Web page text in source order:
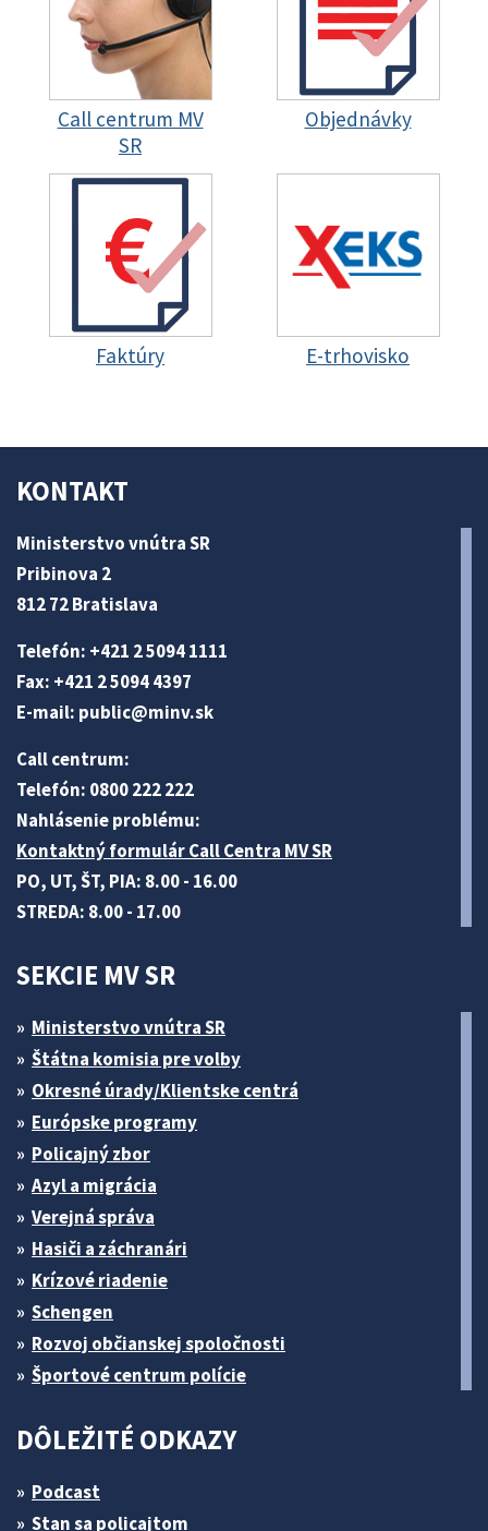
Call centrum MV
SR
Objednávky
Faktúry E-trhovisko
KONTAKT
Ministerstvo vnútra SR
Pribinova 2
812 72 Bratislava
Telefón: +421 2 5094 1111
Fax: +421 2 5094 4397
E-mail: public@minv.sk
Call centrum:
Telefón: 0800 222 222
Nahlásenie problému:
Kontaktný formulár Call Centra MV SR
PO, UT, ŠT, PIA: 8.00 - 16.00
STREDA: 8.00 - 17.00
SEKCIE MV SR
Ministerstvo vnútra SR
Štátna komisia pre volby
Okresné úrady/Klientske centrá
Európske programy
Policajný zbor
Azyl a migrácia
Verejná správa
Hasiči a záchranári
Krízové riadenie
Schengen
Rozvoj občianskej spoločnosti
Športové centrum polície
DÔLEŽITÉ ODKAZY
Podcast
Stan sa policajtom